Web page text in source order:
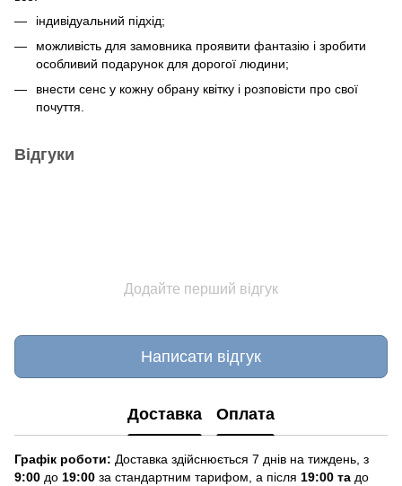
індивідуальний підхід;
можливість для замовника проявити фантазію і зробити
особливий подарунок для дорогої людини;
внести сенс у кожну обрану квітку і розповісти про свої
почуття.
Відгуки
Додайте перший відгук
Написати відгук
Доставка Оплата
Графік роботи: Доставка здійснюється 7 днів на тиждень, з
9:00 до 19:00 за стандартним тарифом, а після 19:00 та до